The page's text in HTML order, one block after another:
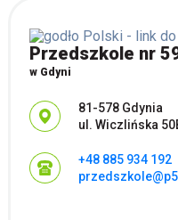
Przedszkole nr
w Gdyni
Adres pocztowy:
81-578 Gdynia
ul. Wiczlińska
+48 885 934 192